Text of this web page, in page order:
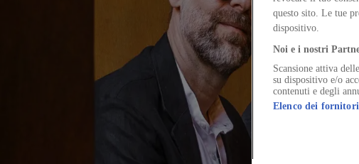
The Global Architecture Platforfm
Hearst.itAbbonationline.it
Direttore Responsabile – Alessandro Valenti
questo sito. Le tue
dispositivo.
Noi e i nostri
Scansione attiva
su dispositivo e/o
contenuti e degli
Elenco dei